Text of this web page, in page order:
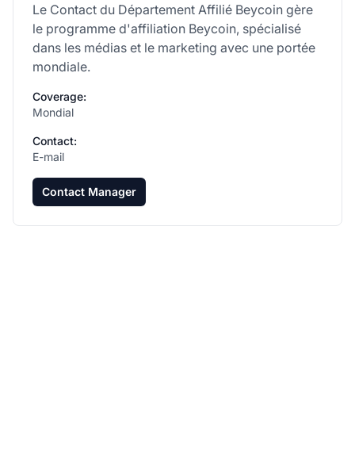
Le Contact du Département Affilié Beycoin gère
le programme d'affiliation Beycoin, spécialisé
dans les médias et le marketing avec une portée
mondiale.
Coverage:
Mondial
Contact:
E-mail
Contact Manager